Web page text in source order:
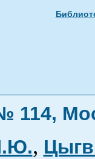
,